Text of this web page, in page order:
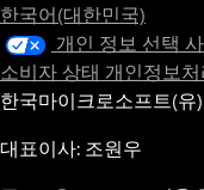
한국어(대한민국)
개인 정보 선택
소비자 상태 개인정보
한국마이크로소프트(유)
대표이사: 조원우